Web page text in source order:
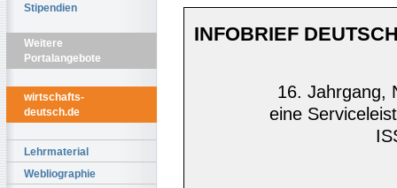
Stipendien
Weitere
Portalangebote
wirtschafts-
deutsch.de
Lehrmaterial
Webliographie
INFOBRIEF
16. Jahrgang,
eine